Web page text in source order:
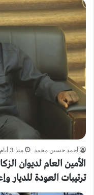
أحمد حسين محمد منذ 3 أيام
الأمين العام لديوان
ترتيبات العودة للديار